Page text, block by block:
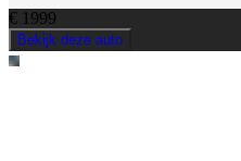
€ 1999
Bekijk deze auto